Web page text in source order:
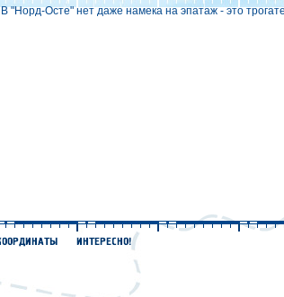
В "Норд-Осте" нет даже намека на эпатаж - это